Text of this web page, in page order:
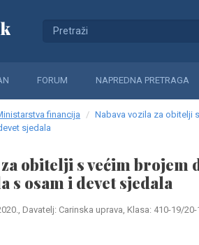
FORUM NAPREDNA PRETRAGA
financija
Nabava vozila za obitelji
sjedala
obitelji s većim brojem
s osam i devet sjedala
Davatelj: Carinska uprava, Klasa: 410-19/